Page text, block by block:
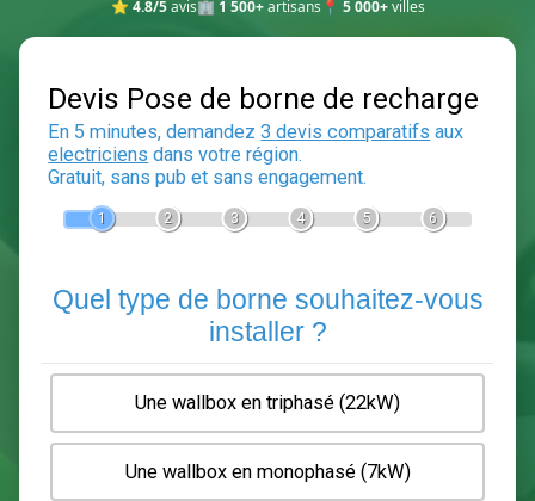
⭐ 4.8/5avis🏢 1 500+artisans 📍 5 000+villes
Devis Pose de borne de
En 5 minutes, demandez3 devis comparatifs
Gratuit, sans pub et sans engagement.
2 3 6
Quel type de borne souhaitez-
installer ?